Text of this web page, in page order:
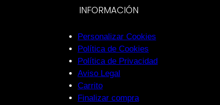
INFORMACIÓN
Personalizar Cookies
Política de Cookies
Política de Privacidad
Aviso Legal
Carrito
Finalizar compra